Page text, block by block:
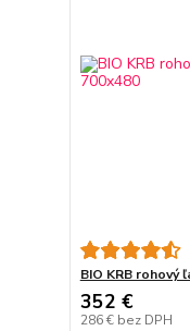
BIO KRB rohový
352 €
286 € bez DPH